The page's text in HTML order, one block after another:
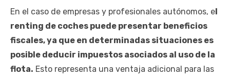
En el caso de empresas y profesionales autónomos, e
renting de coches puede presentar beneficios
fiscales, ya que en determinadas situaciones es
posible deducir impuestos asociados al uso de la
flota. Esto representa una ventaja adicional para las